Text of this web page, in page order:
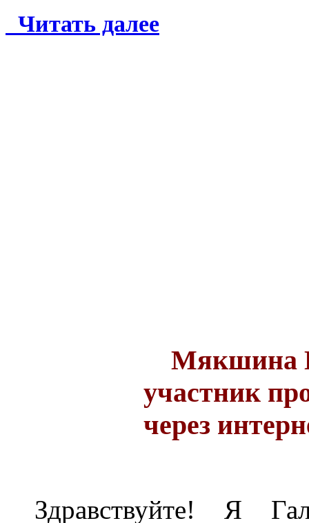
Читать далее
Мякшина
участник
через
Здравствуйте! Я